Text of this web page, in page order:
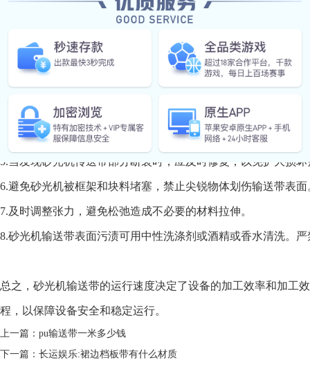
1.根据输送物料的特点和使用环境，选择合适的输送带，并注
2.注意惰轮的润滑，但不要使用沾有油污的输送带。避免滚柱
3.防止砂光机输送带负荷启动，停机时确保输送带上无物料残留
4.防止长运娱乐跑偏，并及时采取措施纠正。
5.当发现砂光机传送带部分断裂时，应及时修复，以免扩大损坏
6.避免砂光机被框架和块料堵塞，禁止尖锐物体划伤输送带表面
7.及时调整张力，避免松弛造成不必要的材料拉伸。
8.砂光机输送带表面污渍可用中性洗涤剂或酒精或香水清洗。
总之，砂光机输送带的运行速度决定了设备的加工效率和加工
程，以保障设备安全和稳定运行。
上一篇： pu输送带一米多少钱
下一篇： 长运娱乐:裙边档板带有什么材质